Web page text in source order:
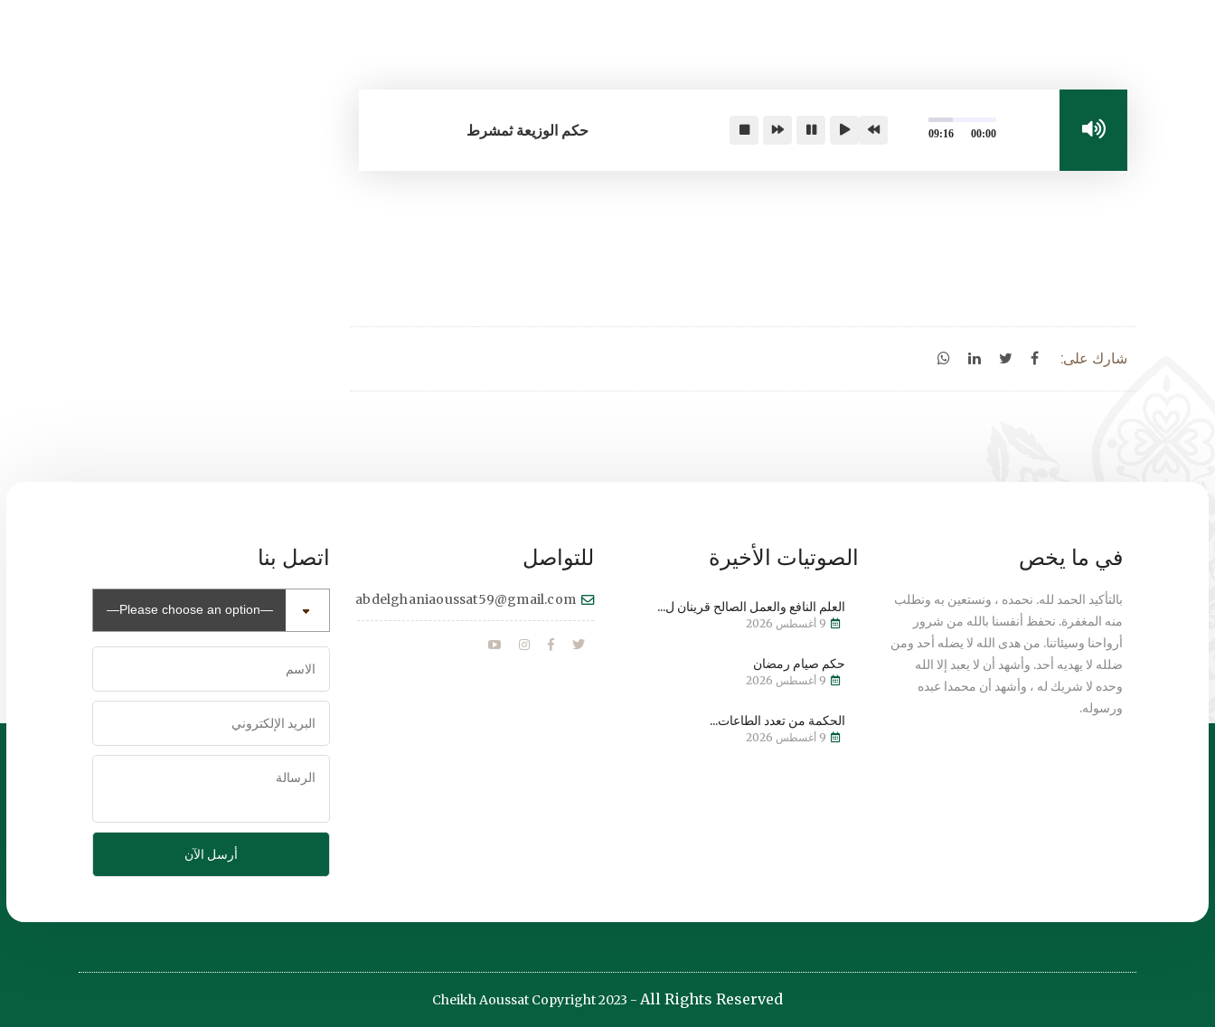
حكم الوزيعة ثمشرط 00:00
09:16
شارك على:
في ما يخص
بالتأكيد الحمد لله. نحمده ، ونستعين به ونطلب
منه المغفرة. نحفظ أنفسنا بالله من شرور
أرواحنا وسيئاتنا. من هدى الله لا يضله أحد ومن
ضلله لا يهديه أحد. وأشهد أن لا يعبد إلا الله
وحده لا شريك له ، وأشهد أن محمدا عبده
ورسوله.
الصوتيات الأخيرة
العلم النافع والعمل الصالح قرينان ل...
9 أغسطس 2026
حكم صيام رمضان
9 أغسطس 2026
الحكمة من تعدد الطاعات...
9 أغسطس 2026
للتواصل
abdelghaniaoussat59@gmail.com
اتصل بنا
Cheikh Aoussat Copyright 2023 - All Rights Reserved